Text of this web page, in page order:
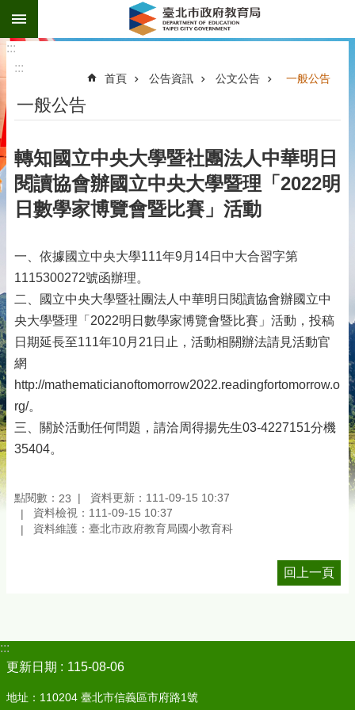
跳到主要內容區塊
:::
:::
首頁 公告資訊 公文公告 一般公告
一般公告
轉知國立中央大學暨社團法人中華明日
閱讀協會辦國立中央大學暨理「2022明
日數學家博覽會暨比賽」活動
一、依據國立中央大學111年9月14日中大合習字第
1115300272號函辦理。
二、國立中央大學暨社團法人中華明日閱讀協會辦國立中
央大學暨理「2022明日數學家博覽會暨比賽」活動，投稿
日期延長至111年10月21日止，活動相關辦法請見活動官
網
http://mathematicianoftomorrow2022.readingfortomorrow.o
rg/。
三、關於活動任何問題，請洽周得揚先生03-4227151分機
35404。
點閱數： 23
資料更新：111-09-15 10:37
資料檢視：111-09-15 10:37
資料維護：臺北市政府教育局國小教育科
回上一頁
:::
更新日期
115-08-06
地址：110204 臺北市信義區市府路1號